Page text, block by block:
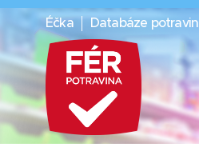
Éčka Databáze potravin